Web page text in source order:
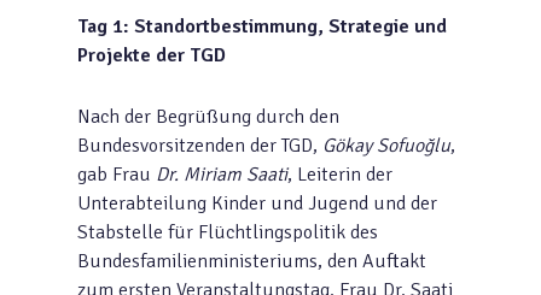
Tag 1: Standortbestimmung, Strategie und
Projekte der TGD
Nach der Begrüßung durch den
Bundesvorsitzenden der TGD, Gökay Sofuoğlu,
gab Frau Dr. Miriam Saati, Leiterin der
Unterabteilung Kinder und Jugend und der
Stabstelle für Flüchtlingspolitik des
Bundesfamilienministeriums, den Auftakt
zum ersten Veranstaltungstag. Frau Dr. Saati